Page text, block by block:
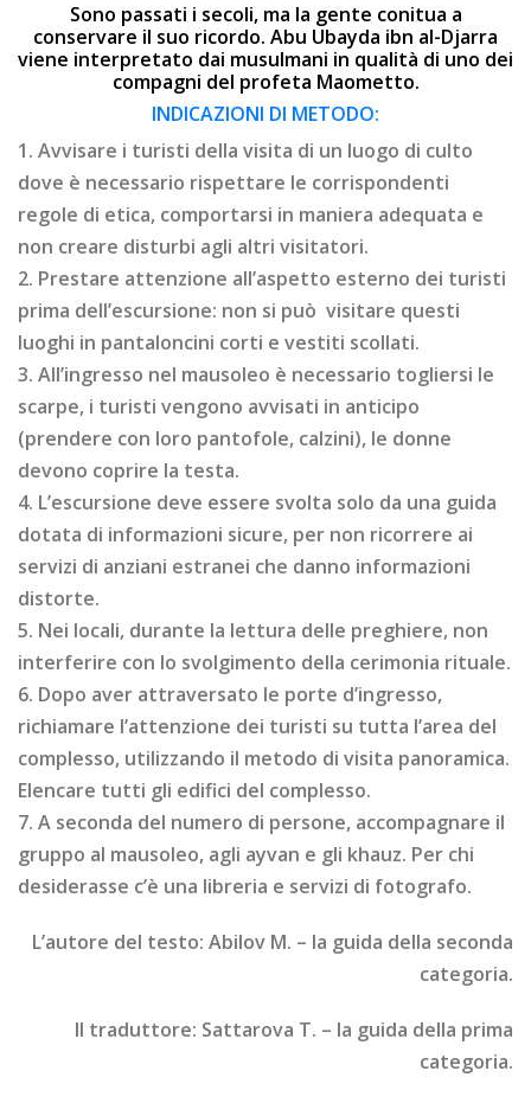
Sono passati i secoli, ma la gente conitua a
conservare il suo ricordo. Abu Ubayda ibn al-Djarra
viene interpretato dai musulmani in qualità di uno dei
compagni del profeta Maometto.
INDICAZIONI DI METODO:
1. Avvisare i turisti della visita di un luogo di culto
dove è necessario rispettare le corrispondenti
regole di etica, comportarsi in maniera adequata e
non creare disturbi agli altri visitatori.
2. Prestare attenzione all’aspetto esterno dei turisti
prima dell’escursione: non si può visitare questi
luoghi in pantaloncini corti e vestiti scollati.
3. All’ingresso nel mausoleo è necessario togliersi le
scarpe, i turisti vengono avvisati in anticipo
(prendere con loro pantofole, calzini), le donne
devono coprire la testa.
4. L’escursione deve essere svolta solo da una guida
dotata di informazioni sicure, per non ricorrere ai
servizi di anziani estranei che danno informazioni
distorte.
5. Nei locali, durante la lettura delle preghiere, non
interferire con lo svolgimento della cerimonia rituale.
6. Dopo aver attraversato le porte d’ingresso,
richiamare l’attenzione dei turisti su tutta l’area del
complesso, utilizzando il metodo di visita panoramica.
Elencare tutti gli edifici del complesso.
7. A seconda del numero di persone, accompagnare il
gruppo al mausoleo, agli ayvan e gli khauz. Per chi
desiderasse c’è una libreria e servizi di fotografo.
L’autore del testo: Abilov M. – la guida della seconda
categoria.
Il traduttore: Sattarova T. – la guida della prima
categoria.